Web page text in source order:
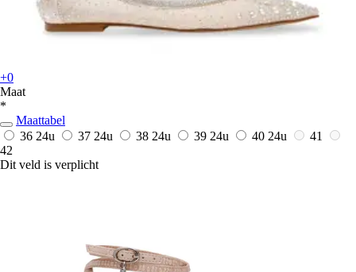
+0
Maat
*
Maattabel
36 24u 37 24u 38 24u 39 24u 40 24u
41
42
Dit veld is verplicht